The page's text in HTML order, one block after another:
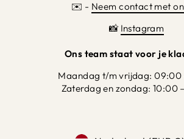
✉️ - Neem contact met
📸 Instagram
Ons team staat voor je
Maandag t/m vrijdag: 09:00
Zaterdag en zondag: 10:00